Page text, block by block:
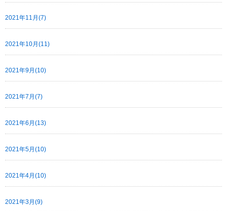
2021年11月(7)
2021年10月(11)
2021年9月(10)
2021年7月(7)
2021年6月(13)
2021年5月(10)
2021年4月(10)
2021年3月(9)